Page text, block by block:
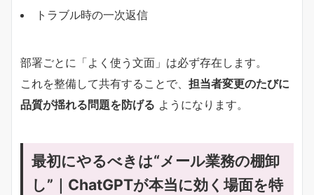
トラブル時の一次返信
部署ごとに「よく使う文面」は必ず存在します。
これを整備して共有することで、 担当者変更のたびに
品質が揺れる問題を防げる ようになります。
最初にやるべきは“メール業務の棚卸
し”｜ChatGPTが本当に効く場面を特